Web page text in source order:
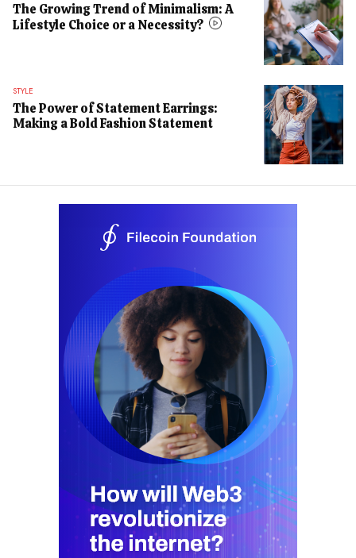
The Growing Trend of Minimalism: A
Lifestyle Choice or a Necessity?
STYLE
The Power of Statement Earrings:
Making a Bold Fashion Statement